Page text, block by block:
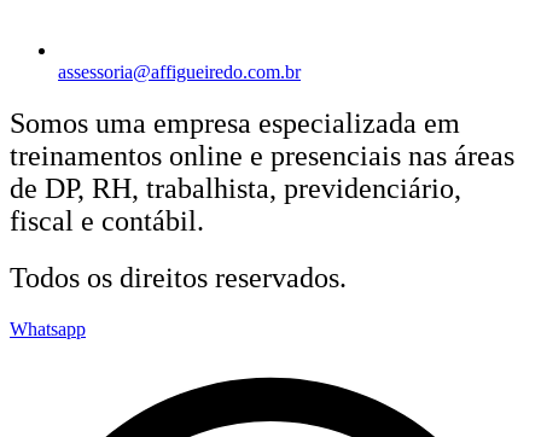
assessoria@affigueiredo.com.br
Somos uma empresa especializada em
treinamentos online e presenciais nas áreas
de DP, RH, trabalhista, previdenciário,
fiscal e contábil.
Todos os direitos reservados.
Whatsapp